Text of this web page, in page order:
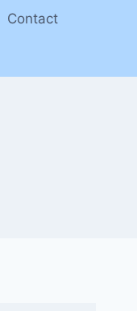
Contact